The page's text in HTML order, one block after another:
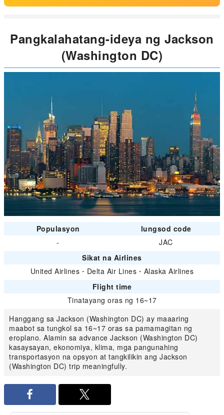
Pangkalahatang-ideya ng Jackson
(Washington DC)
Populasyon
lungsod code
-
JAC
Sikat na Airlines
United Airlines ・ Delta Air Lines ・ Alaska Airlines
Flight time
Tinatayang oras ng 16~17
Hanggang sa Jackson (Washington DC) ay maaaring
maabot sa tungkol sa 16~17 oras sa pamamagitan ng
eroplano. Alamin sa advance Jackson (Washington DC)
kasaysayan, ekonomiya, klima, mga pangunahing
transportasyon na opsyon at tangkilikin ang Jackson
(Washington DC) trip meaningfully.